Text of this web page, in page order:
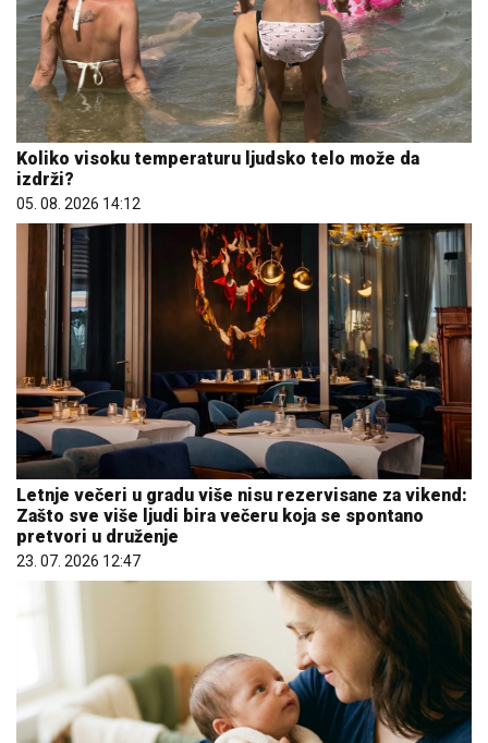
Koliko visoku temperaturu ljudsko telo može da
izdrži?
05. 08. 2026 14:12
Letnje večeri u gradu više nisu rezervisane za vikend:
Zašto sve više ljudi bira večeru koja se spontano
pretvori u druženje
23. 07. 2026 12:47